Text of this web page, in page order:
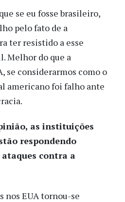
se eu fosse brasileiro,
pelo fato de a
ter resistido a esse
Melhor do que a
se considerarmos como o
americano foi falho ante
as instituições
respondendo
contra a
nos EUA tornou-se